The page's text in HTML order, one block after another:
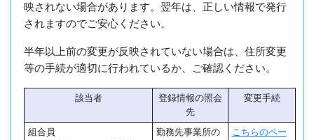
映されない場合があります。翌年は、正しい情報で発行
されますのでご安心ください。
半年以上前の変更が反映されていない場合は、住所変更
等の手続が適切に行われているか、ご確認ください。
該当者
登録情報の照会
先
変更手続
組合員
勤務先事業所の
こちらのペー